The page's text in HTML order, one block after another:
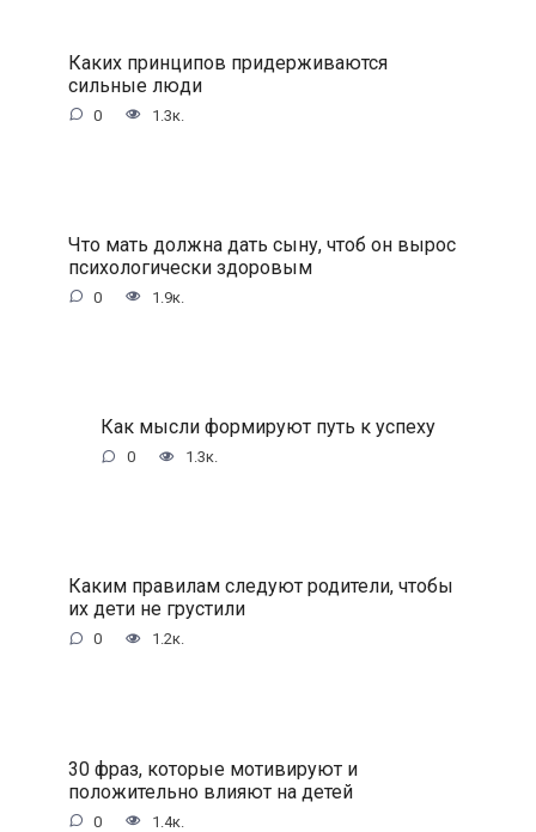
Каких принципов придерживаются
сильные люди
0 1.3к.
Что мать должна дать сыну, чтоб он вырос
психологически здоровым
0 1.9к.
Как мысли формируют путь к успеху
0 1.3к.
Каким правилам следуют родители, чтобы
их дети не грустили
0 1.2к.
30 фраз, которые мотивируют и
положительно влияют на детей
0 1.4к.